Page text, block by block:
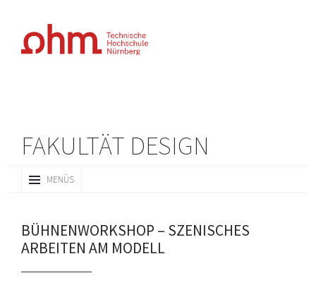
FAKULTÄT DESIGN
MENÜS
INHALT
BÜHNENWORKSHOP – SZENISCHES
ARBEITEN AM MODELL